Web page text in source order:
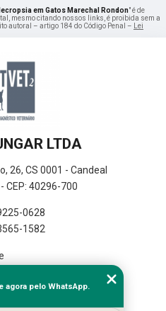
em Gatos Marechal Rondon" é de
mesmo citando nossos links, é proibida sem a
autoral – artigo 184 do Código Penal – Lei
LTDA
26, CS 0001 - Candeal
CEP: 40296-700
0628
1582
agora pelo WhatsApp.